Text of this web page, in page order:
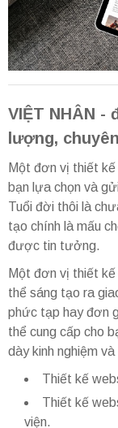
VIỆT NHÂN -
lượng,
Một đơn vị thiết
bạn lựa chọn và
Tuổi đời thôi là
tạo chính là mấu
được tin tưởng.
Một đơn vị thiết
thể sáng tạo ra
phức tạp hay đơn
thể cung cấp cho
dày kinh nghiệm
Thiết kế
Thiết kế
viện.